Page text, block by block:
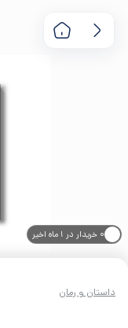
۰ خریدار در ۱ ماه اخیر
داستان و رمان